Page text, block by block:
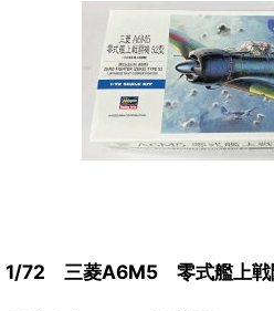
1/72 三菱A6M5 零式艦上